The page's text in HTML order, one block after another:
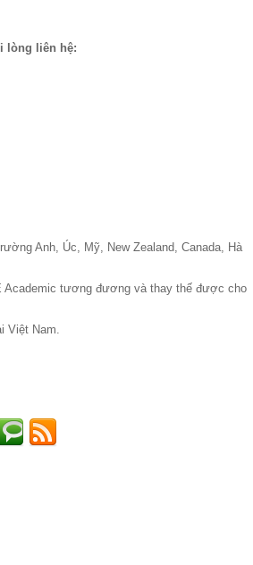
lòng liên hệ:
Anh, Úc, Mỹ, New Zealand, Canada, Hà
Academic tương đương và thay thế được cho
Việt Nam.